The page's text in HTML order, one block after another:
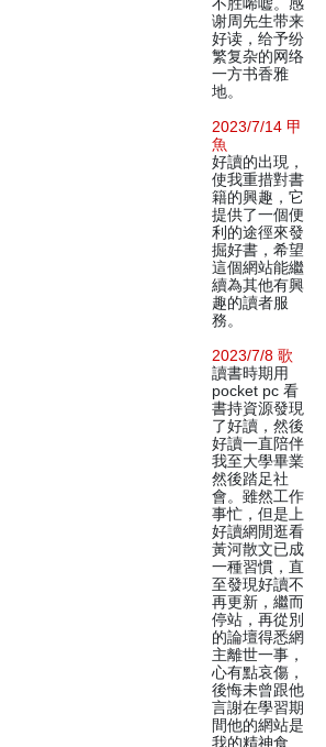
谢周先生带来
好读，给予纷
繁复杂的网络
一方书香雅
地。
2023/7/14 甲
魚
好讀的出現，
使我重措對書
籍的興趣，它
提供了一個便
利的途徑來發
掘好書，希望
這個網站能繼
續為其他有興
趣的讀者服
務。
2023/7/8 歌
讀書時期用
pocket pc 看
書持資源發現
了好讀，然後
好讀一直陪伴
我至大學畢業
然後踏足社
會。雖然工作
事忙，但是上
好讀網閒逛看
黃河散文已成
一種習慣，直
至發現好讀不
再更新，繼而
停站，再從別
的論壇得悉網
主離世一事，
心有點哀傷，
後悔未曾跟他
言謝在學習期
間他的網站是
我的精神食